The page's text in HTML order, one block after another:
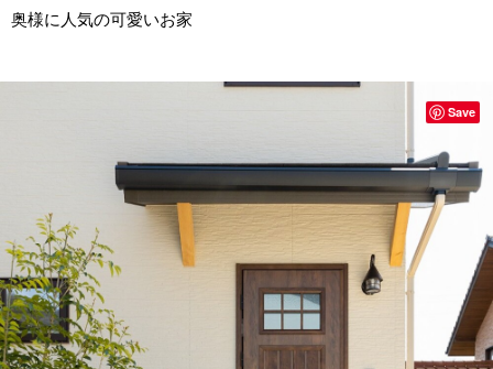
奥様に人気の可愛いお家
Save